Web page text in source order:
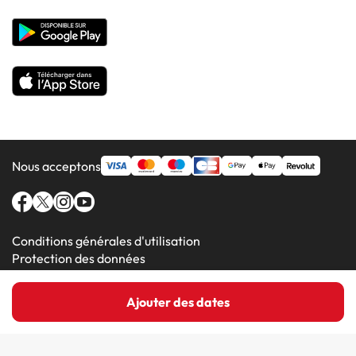
Ajouter des dates
Hôtels en Grenade
Nous acceptons
Conditions générales d'utilisation
Protection des données
Amimir.com (C) 2016-2026 - Viajes Para Ti S.L.U